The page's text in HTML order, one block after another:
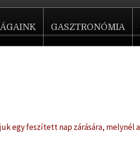
GASZTRONÓMIA
egy feszített nap zárására, melynél